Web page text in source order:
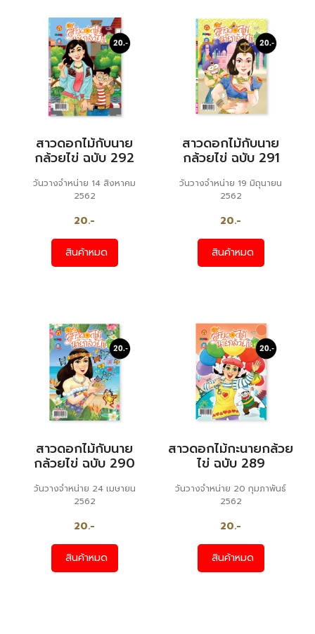
สาวดอกไม้กับนาย
กล้วยไข่ ฉบับ 292
วันวางจำหน่าย 14 สิงหาคม
2562
20.-
สินค้าหมด
สาวดอกไม้กับนาย
กล้วยไข่ ฉบับ 291
วันวางจำหน่าย 19 มิถุนายน
2562
20.-
สินค้าหมด
สาวดอกไม้กับนาย
กล้วยไข่ ฉบับ 290
วันวางจำหน่าย 24 เมษายน
2562
20.-
สินค้าหมด
สาวดอกไม้กะนายกล้วย
ไข่ ฉบับ 289
วันวางจำหน่าย 20 กุมภาพันธ์
2562
20.-
สินค้าหมด